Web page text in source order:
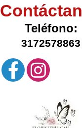
Teléfono:
3172578863